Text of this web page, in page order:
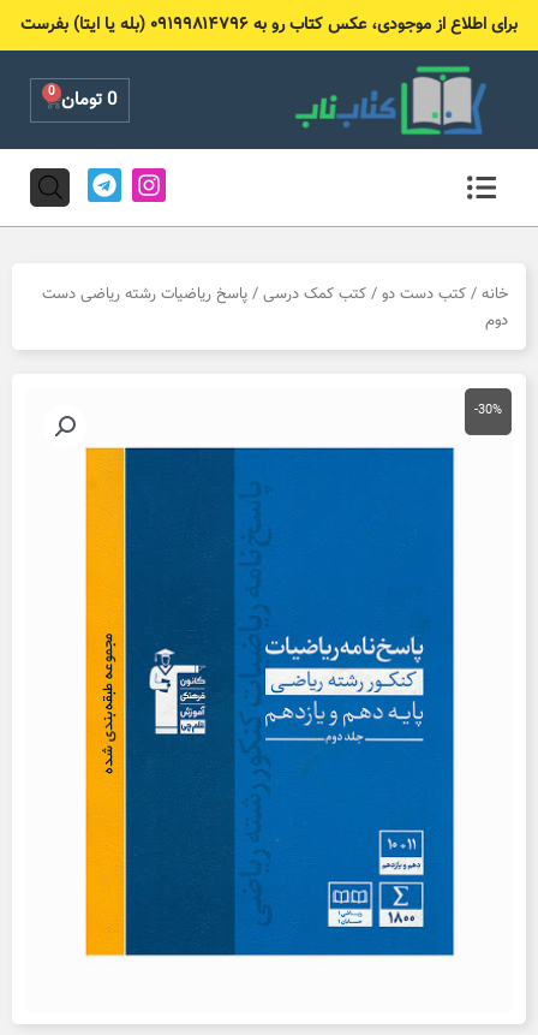
برای اطلاع از موجودی، عکس کتاب رو به ۰۹۱۹۹۸۱۴۷۹۶ (بله یا ایتا) بفرست
0تومان 0
Cart
I
n
s
g
a
T
e
l
r
m
خانه / کتب دست دو / کتب کمک درسی / پاسخ ریاضیات رشته ریاضی دست
دوم
-30%